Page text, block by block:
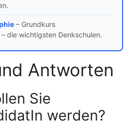
– Grundkurs
die wichtigsten Denkschulen.
Antworten
Sie
werden?